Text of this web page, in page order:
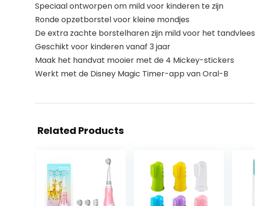
Speciaal ontworpen om mild voor kinderen te zijn
Ronde opzetborstel voor kleine mondjes
De extra zachte borstelharen zijn mild voor het tandvlees
Geschikt voor kinderen vanaf 3 jaar
Maak het handvat mooier met de 4 Mickey-stickers
Werkt met de Disney Magic Timer-app van Oral-B
Related Products